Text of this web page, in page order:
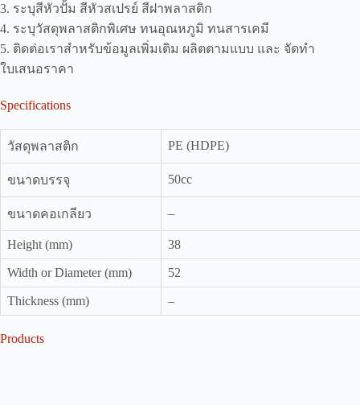
3. ระบุสีหัวปั้ม สีหัวสเปรย์ สีฝาพลาสติก
4. ระบุวัสดุพลาสติกพิเศษ ทนอุณหภูมิ ทนสารเคมี
5. ติดต่อเราสำหรับข้อมูลเพิ่มเติม ผลิตตามแบบ และ จัดทำ
ใบเสนอราคา
Specifications
วัสดุพลาสติก PE (HDPE)
ขนาดบรรจุ 50cc
ขนาดคอเกลียว –
Height (mm) 38
Width or Diameter (mm) 52
Thickness (mm) –
Products